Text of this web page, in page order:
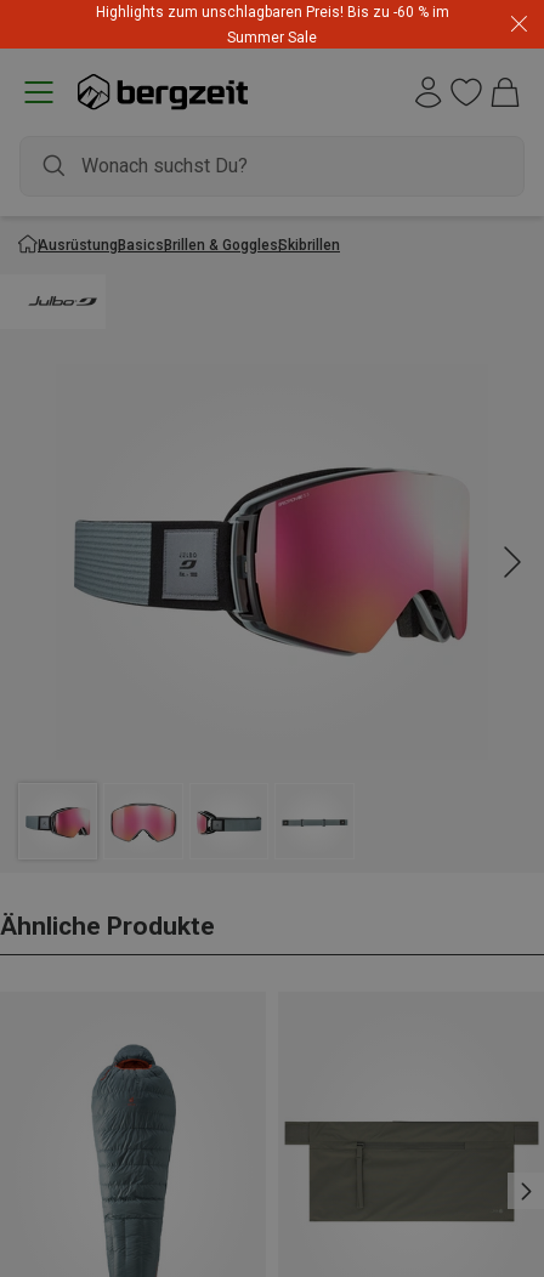
Highlights zum unschlagbaren Preis! Bis zu -60 % im
Summer Sale
AusrüstungBasicsBrillen & GogglesSkibrillen
Ähnliche Produkte